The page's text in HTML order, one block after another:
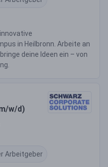
in Heilbronn. Arbeite an
deine Ideen ein – von
w/d)
Arbeitgeber